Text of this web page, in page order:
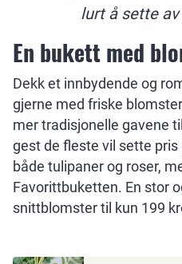
lurt å sette
En bukett med
Dekk et innbydende og
gjerne med friske
mer tradisjonelle gavene
gest de fleste vil sette
både tulipaner og roser,
Favorittbuketten. En stor
snittblomster til kun 199